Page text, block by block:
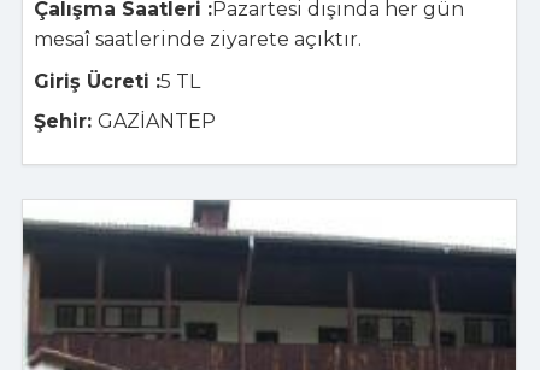
Çalışma Saatleri :Pazartesi dışında her gün
mesaî saatlerinde ziyarete açıktır.
Giriş Ücreti :5 TL
Şehir: GAZİANTEP